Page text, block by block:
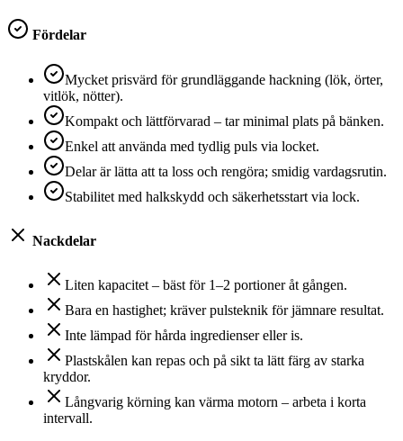
Fördelar
Mycket prisvärd för grundläggande hackning (lök, örter,
vitlök, nötter).
Kompakt och lättförvarad – tar minimal plats på bänken.
Enkel att använda med tydlig puls via locket.
Delar är lätta att ta loss och rengöra; smidig vardagsrutin.
Stabilitet med halkskydd och säkerhetsstart via lock.
Nackdelar
Liten kapacitet – bäst för 1–2 portioner åt gången.
Bara en hastighet; kräver pulsteknik för jämnare resultat.
Inte lämpad för hårda ingredienser eller is.
Plastskålen kan repas och på sikt ta lätt färg av starka
kryddor.
Långvarig körning kan värma motorn – arbeta i korta
intervall.